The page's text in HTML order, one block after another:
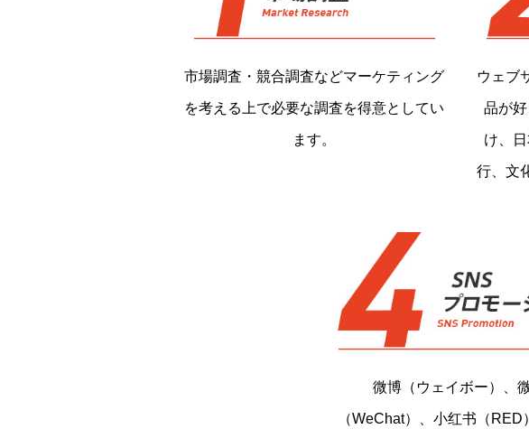
市場調査・競合調査などマーケティング
を考える上で必要な調査を得意としてい
ます。
ウェブ
品が
け、
行、文
微博（ウェイボー）、
（WeChat）、小红书（RED